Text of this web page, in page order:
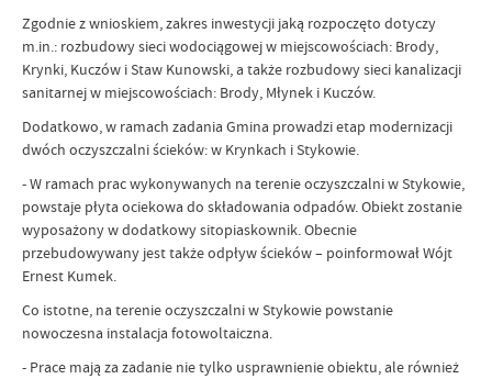
Zgodnie z wnioskiem, zakres inwestycji jaką rozpoczęto dotyczy
m.in.: rozbudowy sieci wodociągowej w miejscowościach: Brody,
Krynki, Kuczów i Staw Kunowski, a także rozbudowy sieci kanalizacji
sanitarnej w miejscowościach: Brody, Młynek i Kuczów.
Dodatkowo, w ramach zadania Gmina prowadzi etap modernizacji
dwóch oczyszczalni ścieków: w Krynkach i Stykowie.
- W ramach prac wykonywanych na terenie oczyszczalni w Stykowie,
powstaje płyta ociekowa do składowania odpadów. Obiekt zostanie
wyposażony w dodatkowy sitopiaskownik. Obecnie
przebudowywany jest także odpływ ścieków – poinformował Wójt
Ernest Kumek.
Co istotne, na terenie oczyszczalni w Stykowie powstanie
nowoczesna instalacja fotowoltaiczna.
- Prace mają za zadanie nie tylko usprawnienie obiektu, ale również